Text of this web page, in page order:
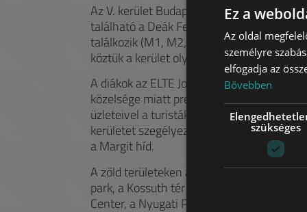
Az V. kerület Budapest és a belváros
található a Deák Ferenc tér a város
találkozik (M1, M2, M3). A Budapest Eye
köztük a kerület olyan nevezetességei,
A diákok az ELTE Jogi Kara (ÁJK), az ELTE
közelsége miatt preferálják a környéket.
üzleteivel a turisták közkedvelt célpontja.
kerületet szegélyező Duna partján, négy
a Margit híd.
A zöld területeken a kikapcsolódást
park, a Kossuth tér és a Károlyi kert
Center, a Nyugati Pályaudvar mellett,
Ez a
Az oldal
személyre
elfogadja az
Bővebben
szükséges